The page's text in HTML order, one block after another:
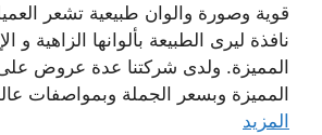
قوية وصورة والوان طبيعية تشعر
نافذة ليرى الطبيعة بألوانها الزاهية و
المميزة. ولدى شركتنا عدة عروض
المميزة وبسعر الجملة وبمواصفات
المزيد